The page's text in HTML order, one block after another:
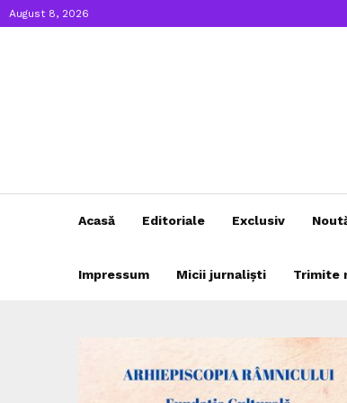
August 8, 2026
Acasă Editoriale Exclusiv
Impressum Micii jurnaliști Trimite